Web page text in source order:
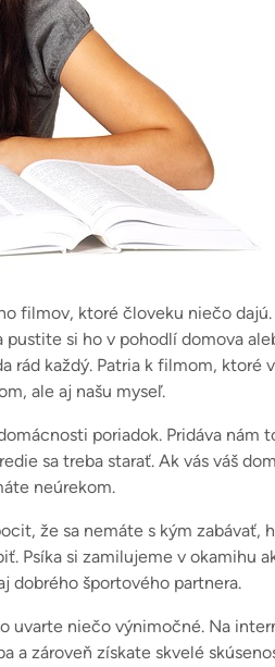
filmov, ktoré človeku niečo
si ho v pohodlí domova
rád každý. Patria k filmom, ktoré
ale aj našu myseľ.
poriadok. Pridáva nám
sa treba starať. Ak vás váš
neúrekom.
že sa nemáte s kým zabávať,
Psíka si zamilujeme v okamihu
dobrého športového partnera.
uvarte niečo výnimočné. Na
a zároveň získate skvelé